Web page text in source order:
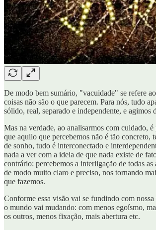
De modo bem sumário, "vacuidade" se refere
coisas não são o que parecem. Para nós, tudo
sólido, real, separado e independente, e agimos
Mas na verdade, ao analisarmos com cuidado,
que aquilo que percebemos não é tão concreto,
de sonho, tudo é interconectado e
nada a ver com a ideia de que nada existe de
contrário: percebemos a interligação de todas as
de modo muito claro e preciso, nos tornando
que fazemos.
Conforme essa visão vai se fundindo com
o mundo vai mudando: com menos egoísmo,
os outros, menos fixação, mais abertura etc.